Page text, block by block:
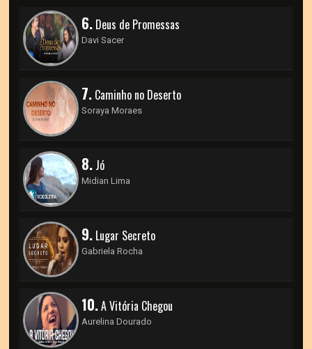
6. Deus de Promessas
Davi Sacer
7. Caminho no Deserto
Soraya Moraes
8. Jó
Midian Lima
9. Lugar Secreto
Gabriela Rocha
10.A Vitória Chegou
Aurelina Dourado